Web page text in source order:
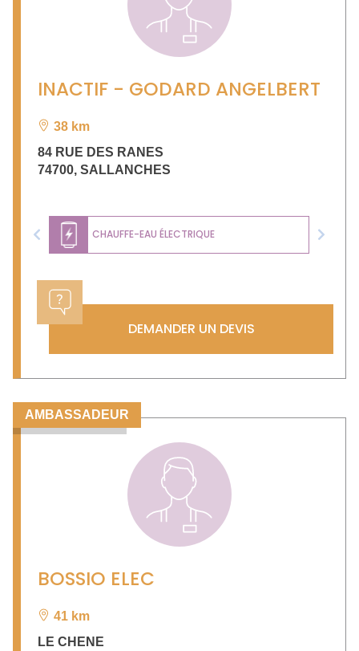
INACTIF - GODARD ANGELBERT
38 km
84 RUE DES RANES
74700, SALLANCHES
CHAUFFE-EAU ÉLECTRIQUE
Previous Next
DEMANDER UN DEVIS
AMBASSADEUR
BOSSIO ELEC
41 km
LE CHENE